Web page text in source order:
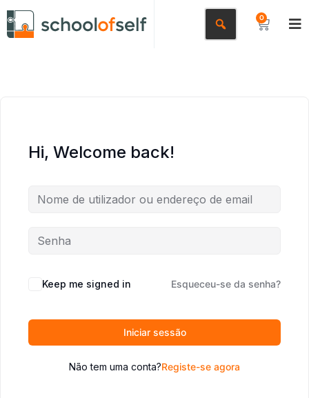
0
Hi, Welcome back!
Keep me signed in Esqueceu-se da senha?
Iniciar sessão
Não tem uma conta?Registe-se agora